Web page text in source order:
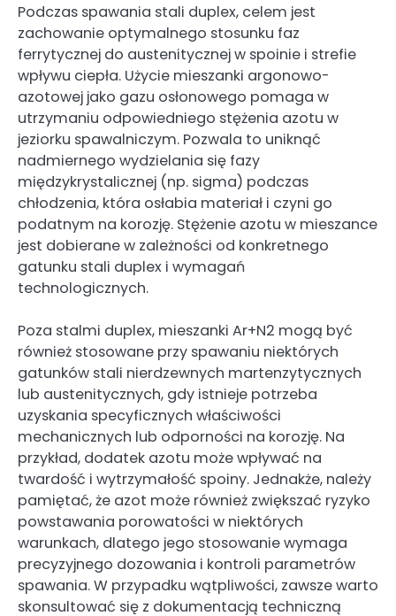
Podczas spawania stali duplex, celem jest
zachowanie optymalnego stosunku faz
ferrytycznej do austenitycznej w spoinie i strefie
wpływu ciepła. Użycie mieszanki argonowo-
azotowej jako gazu osłonowego pomaga w
utrzymaniu odpowiedniego stężenia azotu w
jeziorku spawalniczym. Pozwala to uniknąć
nadmiernego wydzielania się fazy
międzykrystalicznej (np. sigma) podczas
chłodzenia, która osłabia materiał i czyni go
podatnym na korozję. Stężenie azotu w mieszance
jest dobierane w zależności od konkretnego
gatunku stali duplex i wymagań
technologicznych.
Poza stalmi duplex, mieszanki Ar+N2 mogą być
również stosowane przy spawaniu niektórych
gatunków stali nierdzewnych martenzytycznych
lub austenitycznych, gdy istnieje potrzeba
uzyskania specyficznych właściwości
mechanicznych lub odporności na korozję. Na
przykład, dodatek azotu może wpływać na
twardość i wytrzymałość spoiny. Jednakże, należy
pamiętać, że azot może również zwiększać ryzyko
powstawania porowatości w niektórych
warunkach, dlatego jego stosowanie wymaga
precyzyjnego dozowania i kontroli parametrów
spawania. W przypadku wątpliwości, zawsze warto
skonsultować się z dokumentacją techniczną